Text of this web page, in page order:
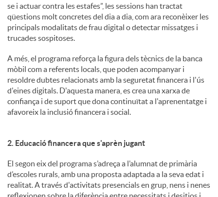
se i actuar contra les estafes”, les sessions han tractat
qüestions molt concretes del dia a dia, com ara reconèixer les
principals modalitats de frau digital o detectar missatges i
trucades sospitoses.
A més, el programa reforça la figura dels tècnics de la banca
mòbil com a referents locals, que poden acompanyar i
resoldre dubtes relacionats amb la seguretat financera i l'ús
d'eines digitals. D'aquesta manera, es crea una xarxa de
confiança i de suport que dona continuïtat a l'aprenentatge i
afavoreix la inclusió financera i social.
2. Educació financera que s'aprèn jugant
El segon eix del programa s’adreça a l’alumnat de primària
d’escoles rurals, amb una proposta adaptada a la seva edat i
realitat. A través d'activitats presencials en grup, nens i nenes